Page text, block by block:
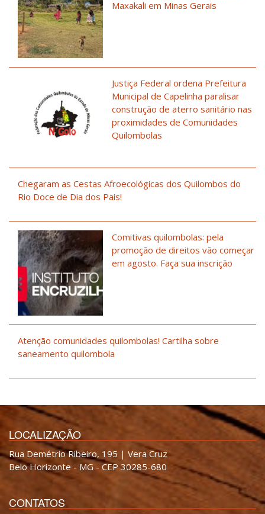
Maxakali em Minas Gerais
Justiça Federal ordena Prefeitura
Municipal de Capelinha paralisar
construção de aterro sanitário nas
proximidades de Comunidades
Quilombolas
Chegaram as Cestas Afroecológicas dos Quilombos do
Rio Doce de Dia dos Pais!
Comitivas quilombolas: pela
promoção de direitos vão começar
em agosto. Faça sua inscrição
Atenção comunidades quilombolas! Cartilha sobre
saneamento quilombola
LOCALIZAÇÃO
Rua Demétrio Ribeiro, 195 | Vera Cruz
Belo Horizonte - MG - CEP 30285-680
CONTATOS